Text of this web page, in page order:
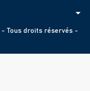
arrow_drop_down
- Tous droits réservés -